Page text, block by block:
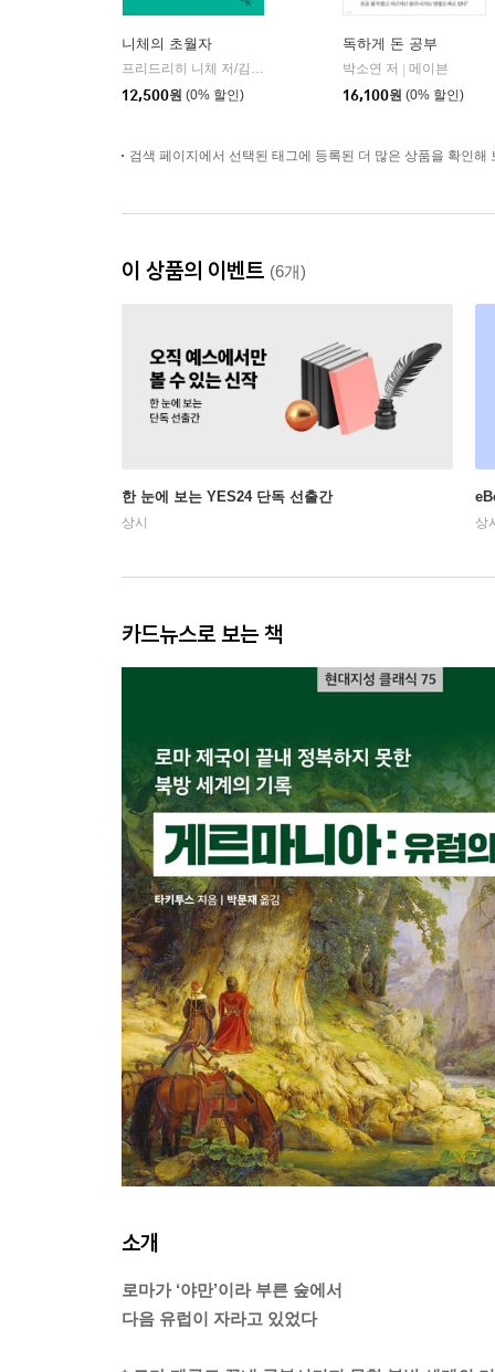
니체의 초월자
프리드리히 니체 저/김철 편역
12,500원 (0% 할인)
독하게 돈 공부
박소연 저
메이븐
16,100원 (0% 할인)
검색 페이지에서 선택된 태그에 등록된 더 많은 상품을 확인해
이 상품의 이벤트 (6개)
한 눈에 보는 YES24 단독 선출간
상시 상
카드뉴스로 보는 책
소개
로마가 ‘야만’이라 부른 숲에서
다음 유럽이 자라고 있었다